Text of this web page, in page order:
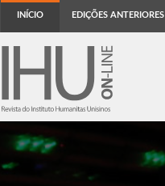
INÍCIO EDIÇÕES ANTERIORES